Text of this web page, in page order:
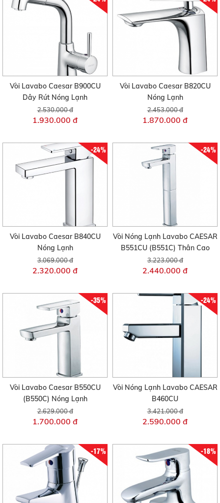
Vòi Lavabo Caesar B900CU
Dây Rút Nóng Lạnh
2.530.000 đ
1.930.000 đ
Vòi Lavabo Caesar B820CU
Nóng Lạnh
2.453.000 đ
1.870.000 đ
-24%
Vòi Lavabo Caesar B840CU
Nóng Lạnh
3.069.000 đ
2.320.000 đ
-24%
Vòi Nóng Lạnh Lavabo CAESAR
B551CU (B551C) Thân Cao
3.223.000 đ
2.440.000 đ
-35%
Vòi Lavabo Caesar B550CU
(B550C) Nóng Lạnh
2.629.000 đ
1.700.000 đ
-24%
Vòi Nóng Lạnh Lavabo CAESAR
B460CU
3.421.000 đ
2.590.000 đ
-17% -18%